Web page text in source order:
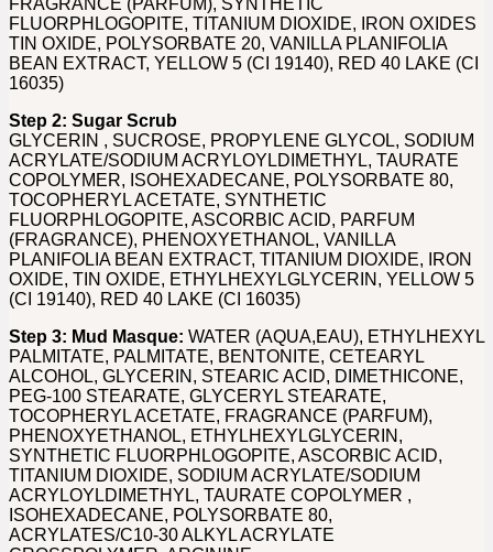
FLUORPHLOGOPITE, TITANIUM DIOXIDE, IRON OXIDES
TIN OXIDE, POLYSORBATE 20, VANILLA PLANIFOLIA
BEAN EXTRACT, YELLOW 5 (CI 19140), RED 40 LAKE (CI
16035)
Step 2: Sugar Scrub
GLYCERIN , SUCROSE, PROPYLENE GLYCOL, SODIUM
ACRYLATE/SODIUM ACRYLOYLDIMETHYL, TAURATE
COPOLYMER, ISOHEXADECANE, POLYSORBATE 80,
TOCOPHERYL ACETATE, SYNTHETIC
FLUORPHLOGOPITE, ASCORBIC ACID, PARFUM
(FRAGRANCE), PHENOXYETHANOL, VANILLA
PLANIFOLIA BEAN EXTRACT, TITANIUM DIOXIDE, IRON
OXIDE, TIN OXIDE, ETHYLHEXYLGLYCERIN, YELLOW 5
(CI 19140), RED 40 LAKE (CI 16035)
Step 3: Mud Masque: WATER (AQUA,EAU), ETHYLHEXYL
PALMITATE, PALMITATE, BENTONITE, CETEARYL
ALCOHOL, GLYCERIN, STEARIC ACID, DIMETHICONE,
PEG-100 STEARATE, GLYCERYL STEARATE,
TOCOPHERYL ACETATE, FRAGRANCE (PARFUM),
PHENOXYETHANOL, ETHYLHEXYLGLYCERIN,
SYNTHETIC FLUORPHLOGOPITE, ASCORBIC ACID,
TITANIUM DIOXIDE, SODIUM ACRYLATE/SODIUM
ACRYLOYLDIMETHYL, TAURATE COPOLYMER ,
ISOHEXADECANE, POLYSORBATE 80,
ACRYLATES/C10-30 ALKYL ACRYLATE